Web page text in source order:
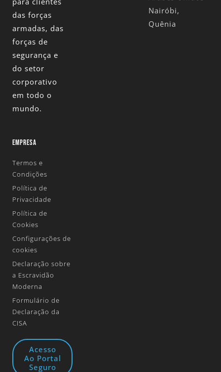
das forças
armadas, das
forças de
segurança e
do setor
corporativo
em todo o
mundo.
Nairóbi,
Quênia
EMPRESA
Termos e
Condições
Política de
Privacidade
Política de
Cookies
Configurações de
cookies
Declaração sobre
a Escravidão
Moderna
Formulário de
Declaração da
CISA
Acesso
Ao Portal
Seguro